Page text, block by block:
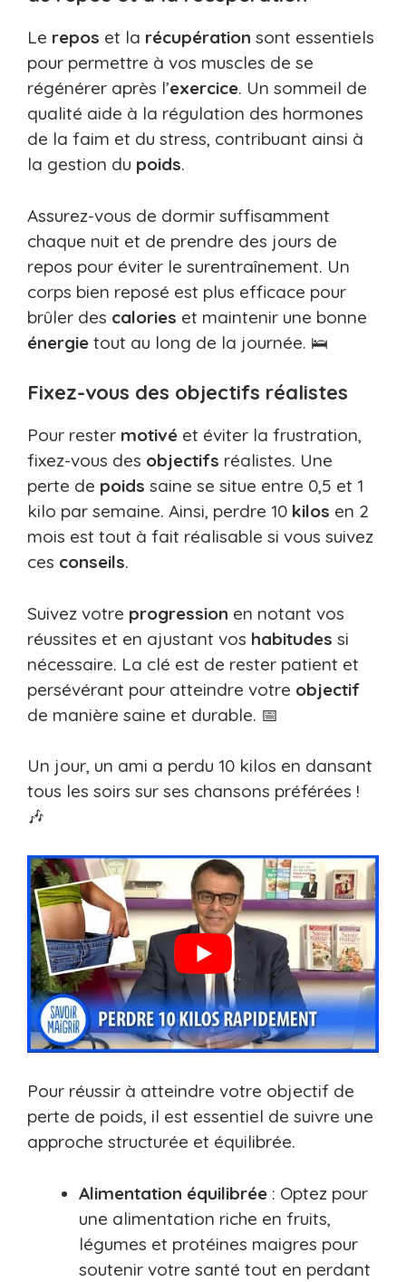
Le repos et la récupération sont essentiels
pour permettre à vos muscles de se
régénérer après l’exercice. Un sommeil de
qualité aide à la régulation des hormones
de la faim et du stress, contribuant ainsi à
la gestion du poids.
Assurez-vous de dormir suffisamment
chaque nuit et de prendre des jours de
repos pour éviter le surentraînement. Un
corps bien reposé est plus efficace pour
brûler des calories et maintenir une bonne
énergie tout au long de la journée. 🛌
Fixez-vous des objectifs réalistes
Pour rester motivé et éviter la frustration,
fixez-vous des objectifs réalistes. Une
perte de poids saine se situe entre 0,5 et 1
kilo par semaine. Ainsi, perdre 10 kilos en 2
mois est tout à fait réalisable si vous suivez
ces conseils.
Suivez votre progression en notant vos
réussites et en ajustant vos habitudes si
nécessaire. La clé est de rester patient et
persévérant pour atteindre votre objectif
de manière saine et durable. 📅
Un jour, un ami a perdu 10 kilos en dansant
tous les soirs sur ses chansons préférées !
🎶
Pour réussir à atteindre votre objectif de
perte de poids, il est essentiel de suivre une
approche structurée et équilibrée.
Alimentation équilibrée : Optez pour
une alimentation riche en fruits,
légumes et protéines maigres pour
soutenir votre santé tout en perdant